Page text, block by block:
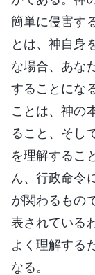
簡単に侵害す
とは、神自身
な場合、あな
することにな
ことは、神の
ること、そし
を理解するこ
ん、行政命令
が関わるもの
表されている
よく理解する
なる。